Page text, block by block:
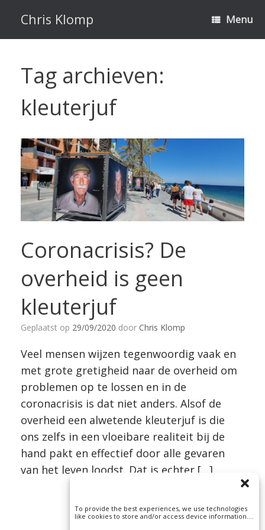
To provide the best experiences, we use technologies
like cookies to store and/or access device information.
inhoud
Chris Klomp Menu
Tag archieven:
kleuterjuf
Coronacrisis? De
overheid is geen
kleuterjuf
Geplaatst op 29/09/2020 door Chris Klomp
Veel mensen wijzen tegenwoordig vaak en
met grote gretigheid naar de overheid om
problemen op te lossen en in de
coronacrisis is dat niet anders. Alsof de
overheid een alwetende kleuterjuf is die
ons zelfs in een vloeibare realiteit bij de
hand pakt en effectief door alle gevaren
van het leven loodst. Dat is echter […]